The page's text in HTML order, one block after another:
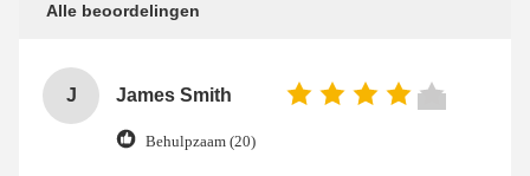
Alle beoordelingen
J James Smith
Behulpzaam (20)